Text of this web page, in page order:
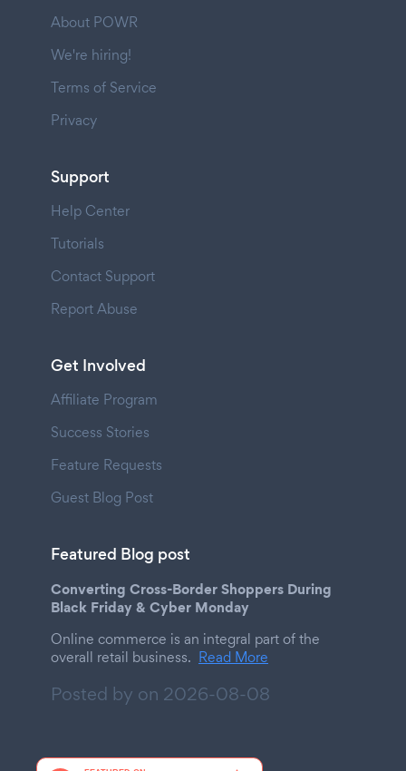
About POWR
We're hiring!
Terms of Service
Privacy
Support
Help Center
Tutorials
Contact Support
Report Abuse
Get Involved
Affiliate Program
Success Stories
Feature Requests
Guest Blog Post
Featured Blog post
Converting Cross-Border Shoppers During
Black Friday & Cyber Monday
Online commerce is an integral part of the
overall retail business. Read More
Posted by on 2026-08-08